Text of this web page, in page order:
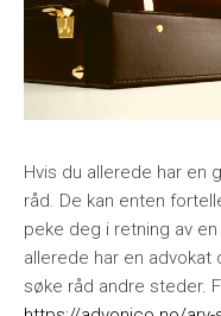
Hvis du allerede har en
råd. De kan enten
peke deg i retning av
allerede har en advokat
søke råd andre steder.